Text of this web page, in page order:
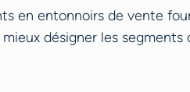
en entonnoirs de vente
désigner les